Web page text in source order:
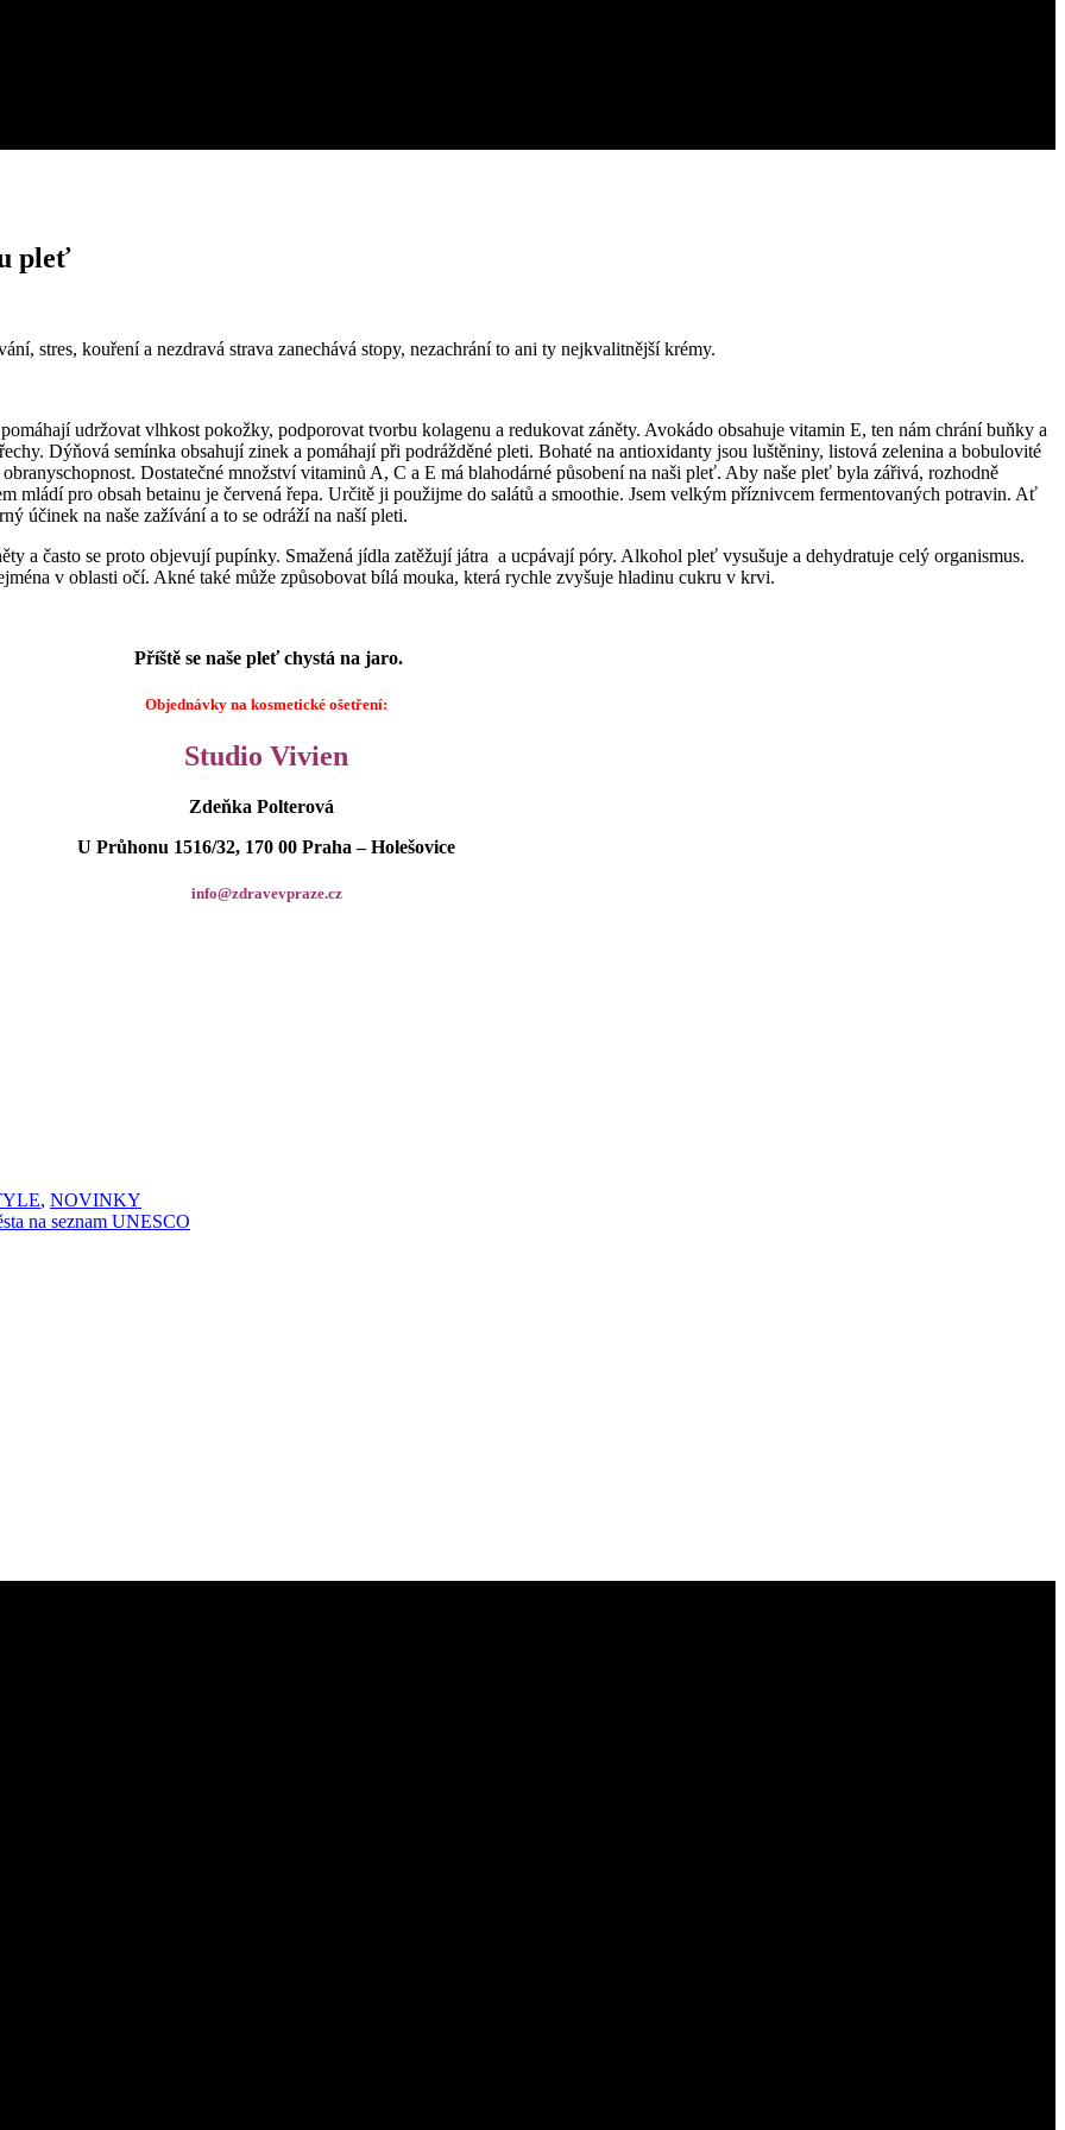
pleť
stres, kouření a nezdravá strava zanechává stopy, nezachrání to ani ty nejkvalitnější krémy.
udržovat vlhkost pokožky, podporovat tvorbu kolagenu a redukovat záněty. Avokádo obsahuje vitamin E, ten nám chrání buňky a
Dýňová semínka obsahují zinek a pomáhají při podrážděné pleti. Bohaté na antioxidanty jsou luštěniny, listová zelenina a bobulovité
Dostatečné množství vitaminů A, C a E má blahodárné působení na naši pleť. Aby naše pleť byla zářivá, rozhodně
mládí pro obsah betainu je červená řepa. Určitě ji použijme do salátů a smoothie. Jsem velkým příznivcem fermentovaných potravin. Ať
účinek na naše zažívání a to se odráží na naší pleti.
a často se proto objevují pupínky. Smažená jídla zatěžují játra a ucpávají póry. Alkohol pleť vysušuje a dehydratuje celý organismus.
v oblasti očí. Akné také může způsobovat bílá mouka, která rychle zvyšuje hladinu cukru v krvi.
Příště se naše pleť chystá na jaro.
Objednávky na kosmetické ošetření:
Studio Vivien
Zdeňka Polterová
U Průhonu 1516/32, 170 00 Praha – Holešovice
info@zdravevpraze.cz
, NOVINKY
na seznam UNESCO